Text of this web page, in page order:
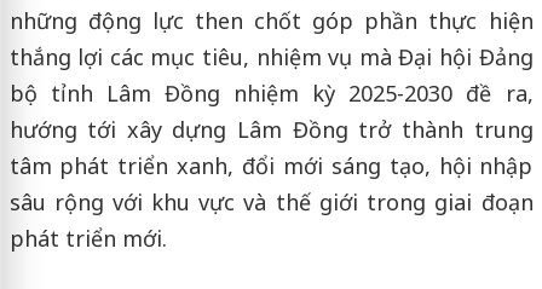
những động lực then chốt góp phần thực hiện
thắng lợi các mục tiêu, nhiệm vụ mà Đại hội Đảng
bộ tỉnh Lâm Đồng nhiệm kỳ 2025-2030 đề ra,
hướng tới xây dựng Lâm Đồng trở thành trung
tâm phát triển xanh, đổi mới sáng tạo, hội nhập
sâu rộng với khu vực và thế giới trong giai đoạn
phát triển mới.